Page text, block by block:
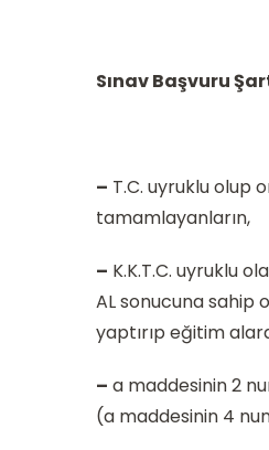
Sınav Başvuru
– T.C. uyruklu olup
tamamlayanların,
– K.K.T.C. uyruklu
AL sonucuna sahip
yaptırıp eğitim
– a maddesinin 2
(a maddesinin 4